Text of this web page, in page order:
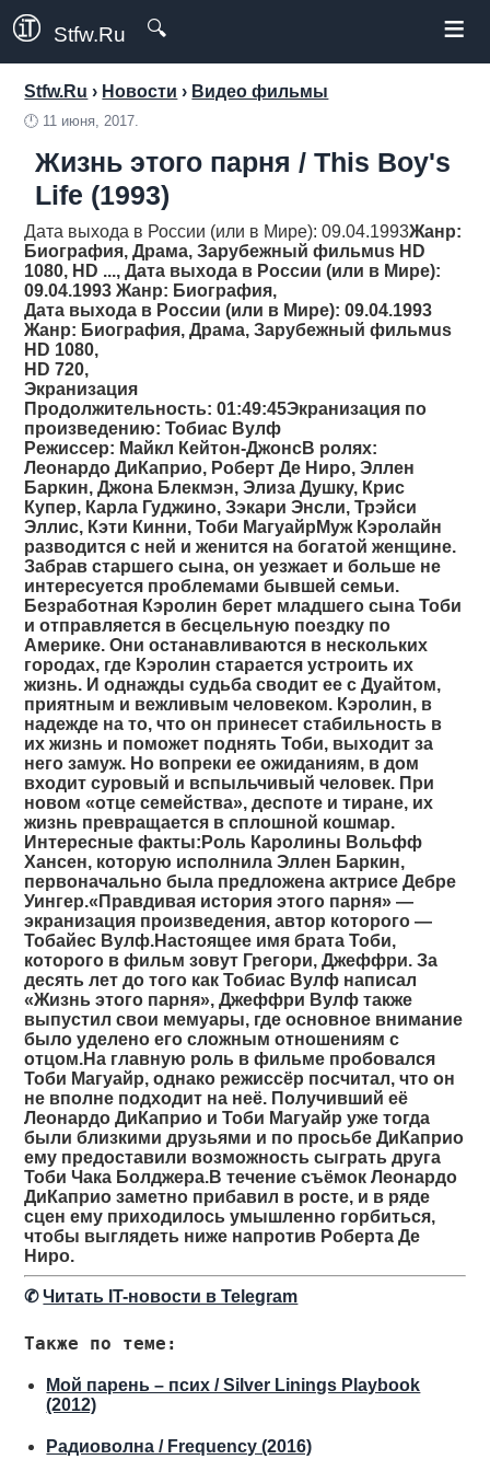
Stfw.Ru 🔍 ≡
Stfw.Ru › Новости › Видео фильмы
🕛 11 июня, 2017.
Жизнь этого парня / This Boy's
Life (1993)
Дата выхода в России (или в Мире): 09.04.1993Жанр:
Биография, Драма, Зарубежный фильмus HD
1080, HD ..., Дата выхода в России (или в Мире):
09.04.1993 Жанр: Биография,
Дата выхода в России (или в Мире): 09.04.1993
Жанр: Биография, Драма, Зарубежный фильмus
HD 1080,
HD 720,
Экранизация
Продолжительность: 01:49:45Экранизация по
произведению: Тобиас Вулф
Режиссер: Майкл Кейтон-ДжонсВ ролях:
Леонардо ДиКаприо, Роберт Де Ниро, Эллен
Баркин, Джона Блекмэн, Элиза Душку, Крис
Купер, Карла Гуджино, Зэкари Энсли, Трэйси
Эллис, Кэти Кинни, Тоби МагуайрМуж Кэролайн
разводится с ней и женится на богатой женщине.
Забрав старшего сына, он уезжает и больше не
интересуется проблемами бывшей семьи.
Безработная Кэролин берет младшего сына Тоби
и отправляется в бесцельную поездку по
Америке. Они останавливаются в нескольких
городах, где Кэролин старается устроить их
жизнь. И однажды судьба сводит ее с Дуайтом,
приятным и вежливым человеком. Кэролин, в
надежде на то, что он принесет стабильность в
их жизнь и поможет поднять Тоби, выходит за
него замуж. Но вопреки ее ожиданиям, в дом
входит суровый и вспыльчивый человек. При
новом «отце семейства», деспоте и тиране, их
жизнь превращается в сплошной кошмар.
Интересные факты:Роль Каролины Вольфф
Хансен, которую исполнила Эллен Баркин,
первоначально была предложена актрисе Дебре
Уингер.«Правдивая история этого парня» —
экранизация произведения, автор которого —
Тобайес Вулф.Настоящее имя брата Тоби,
которого в фильм зовут Грегори, Джеффри. За
десять лет до того как Тобиас Вулф написал
«Жизнь этого парня», Джеффри Вулф также
выпустил свои мемуары, где основное внимание
было уделено его сложным отношениям с
отцом.На главную роль в фильме пробовался
Тоби Магуайр, однако режиссёр посчитал, что он
не вполне подходит на неё. Получивший её
Леонардо ДиКаприо и Тоби Магуайр уже тогда
были близкими друзьями и по просьбе ДиКаприо
ему предоставили возможность сыграть друга
Тоби Чака Болджера.В течение съёмок Леонардо
ДиКаприо заметно прибавил в росте, и в ряде
сцен ему приходилось умышленно горбиться,
чтобы выглядеть ниже напротив Роберта Де
Ниро.
✆Читать IT-новости в Telegram
Также по теме:
Мой парень – псих / Silver Linings Playbook
(2012)
Радиоволна / Frequency (2016)